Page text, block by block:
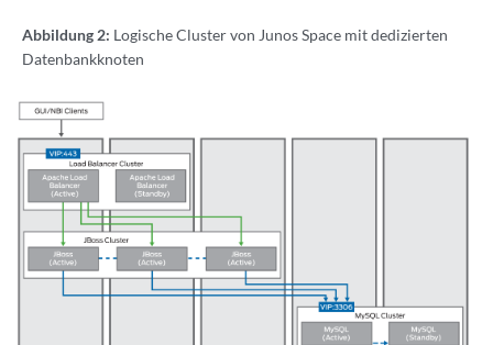
Abbildung 2: Logische Cluster von Junos Space mit dedizierten
Datenbankknoten